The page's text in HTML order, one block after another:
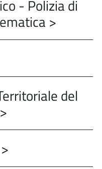
- Polizia di
>
del